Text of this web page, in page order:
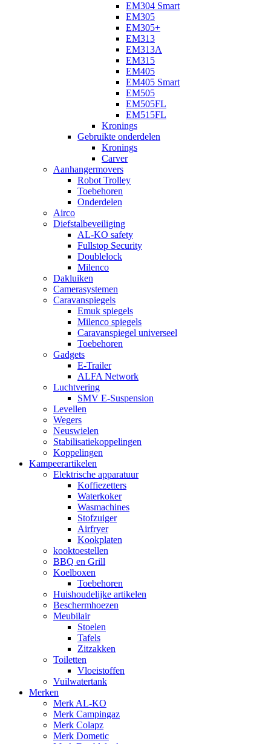
EM304 Smart
EM305
EM305+
EM313
EM313A
EM315
EM405
EM405 Smart
EM505
EM505FL
EM515FL
Kronings
Gebruikte onderdelen
Kronings
Carver
Aanhangermovers
Robot Trolley
Toebehoren
Onderdelen
Airco
Diefstalbeveiliging
AL-KO safety
Fullstop Security
Doublelock
Milenco
Dakluiken
Camerasystemen
Caravanspiegels
Emuk spiegels
Milenco spiegels
Caravanspiegel universeel
Toebehoren
Gadgets
E-Trailer
ALFA Network
Luchtvering
SMV E-Suspension
Levellen
Wegers
Neuswielen
Stabilisatiekoppelingen
Koppelingen
Kampeerartikelen
Elektrische apparatuur
Koffiezetters
Waterkoker
Wasmachines
Stofzuiger
Airfryer
Kookplaten
kooktoestellen
BBQ en Grill
Koelboxen
Toebehoren
Huishoudelijke artikelen
Beschermhoezen
Meubilair
Stoelen
Tafels
Zitzakken
Toiletten
Vloeistoffen
Vuilwatertank
Merken
Merk AL-KO
Merk Campingaz
Merk Colapz
Merk Dometic